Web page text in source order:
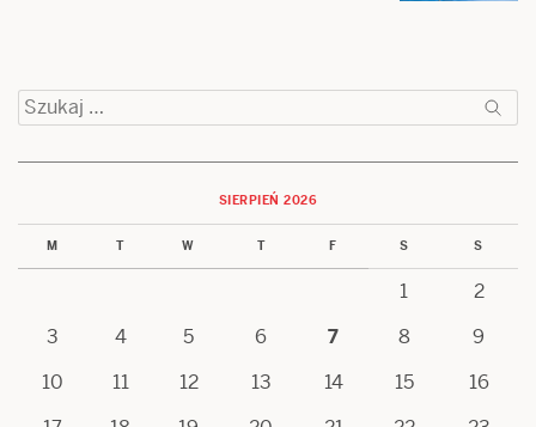
Szukaj:
SIERPIEŃ 2026
M T W T F S S
1
2
3
4 5 6 7 8
9
10
11 12 13 14 15
16